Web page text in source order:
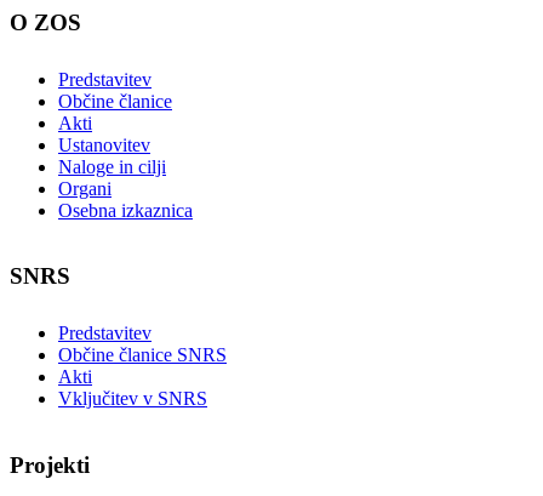
O ZOS
Predstavitev
Občine članice
Akti
Ustanovitev
Naloge in cilji
Organi
Osebna izkaznica
SNRS
Predstavitev
Občine članice SNRS
Akti
Vključitev v SNRS
Projekti